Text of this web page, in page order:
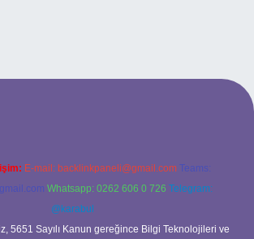
E-mail: backlinkpaneli@gmail.com Teams:
Whatsapp: 0262 606 0 726 Telegram:
@karabul
5651 Sayılı Kanun gereğince Bilgi Teknolojileri ve